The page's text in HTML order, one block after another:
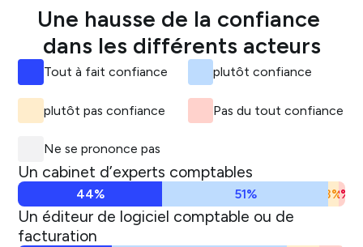
Une hausse de la confiance
dans les différents acteurs
Tout à fait confiance plutôt confiance
plutôt pas confiance Pas du tout confiance
Ne se prononce pas
Un cabinet d’experts comptables
44% 51% 3%
2%
Un éditeur de logiciel comptable ou de
facturation